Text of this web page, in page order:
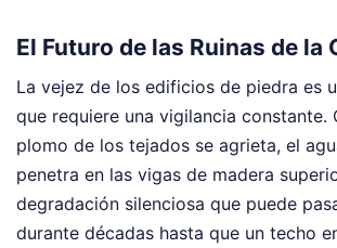
El Futuro de las Ruinas de la
La vejez de los edificios de piedra es
que requiere una vigilancia constante.
plomo de los tejados se agrieta, el
penetra en las vigas de madera
degradación silenciosa que puede
durante décadas hasta que un techo